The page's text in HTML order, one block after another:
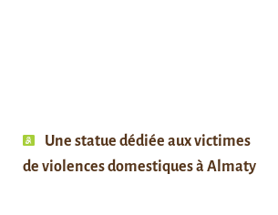
Une statue dédiée aux victimes
de violences domestiques à Almaty